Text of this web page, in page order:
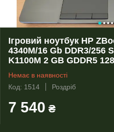
Ігровий ноутбук HP
4340M/16 Gb DDR3/256
K1100M 2 GB GDDR5
Немає в наявності
Код: 1514
Роздріб
7 540 ₴